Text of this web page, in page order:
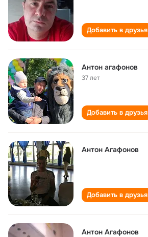
Добавить в друзья
Антон агафонов
37 лет
Добавить в друзья
Антон Агафонов
Добавить в друзья
Антон Агафонов